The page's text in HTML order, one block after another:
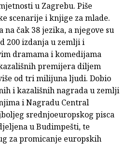
u Zagrebu. Piše
scenarije i knjige za mlade.
na čak 38 jezika, a njegove su
200 izdanja u zemlji i
dramama i komedijama
premijera diljem
od tri milijuna ljudi. Dobio
i kazališnih nagrada u zemlji
i Nagradu Central
srednjoeuropskog pisca
u Budimpešti, te
za promicanje europskih